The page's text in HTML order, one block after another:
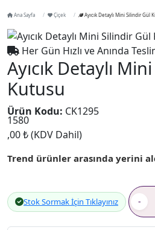
Ana Sayfa Çiçek Ayıcık Detaylı Mini Silindir Gül
Her Gün Hızlı ve Anında
Ayıcık Detaylı
Kutusu
Ürün Kodu: CK1295
1580
,00 ₺(KDV Dahil)
Trend ürünler arasında yerini
Stok Sormak İçin Tıklayınız -